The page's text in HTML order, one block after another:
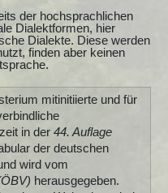
der hochsprachlichen
Dialektformen, hier
Dialekte. Diese werden
finden aber keinen
mitinitiierte und für
in der 44. Auflage
der deutschen
wird vom
herausgegeben.